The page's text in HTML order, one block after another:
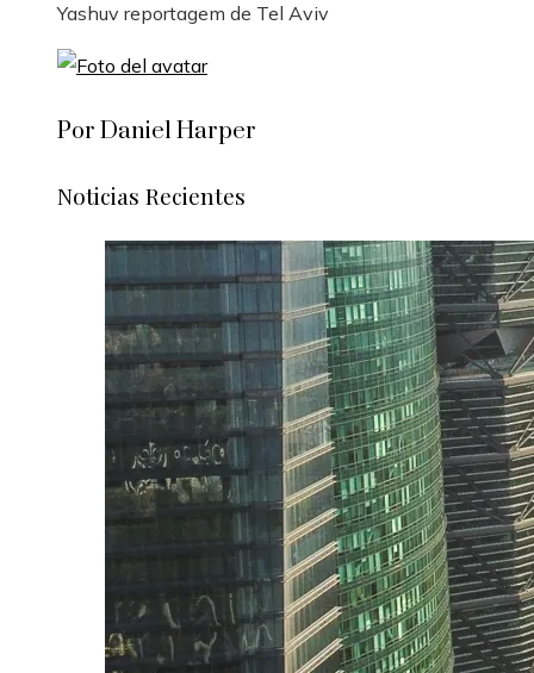
Yashuv reportagem de Tel Aviv
Por Daniel Harper
Noticias Recientes